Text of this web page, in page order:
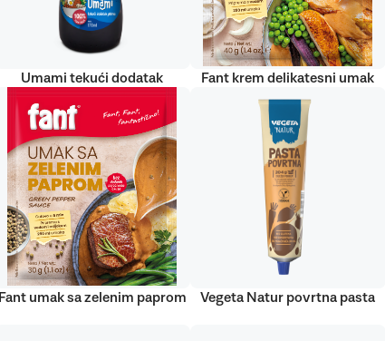
Umami tekući dodatak Fant krem delikatesni umak
Fant umak sa zelenim paprom Vegeta Natur povrtna pasta